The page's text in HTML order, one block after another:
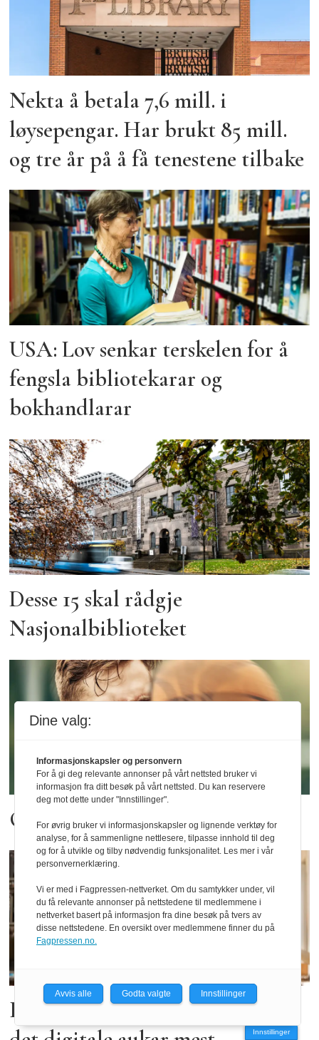
Nekta å betala 7,6 mill. i
løysepengar. Har brukt 85 mill.
og tre år på å få tenestene tilbake
USA: Lov senkar terskelen for å
fengsla bibliotekarar og
bokhandlarar
Desse 15 skal rådgje
Nasjonalbiblioteket
Om å kose seg på taparlaget
Bibliotekbruken aukar mykje -
Innstillinger
Dine valg:
Informasjonskapsler og personvern
For å gi deg relevante annonser på vårt nettsted bruker vi
informasjon fra ditt besøk på vårt nettsted. Du kan reservere
deg mot dette under "Innstillinger".
For øvrig bruker vi informasjonskapsler og lignende verktøy for
analyse, for å sammenligne nettlesere, tilpasse innhold til deg
og for å utvikle og tilby nødvendig funksjonalitet. Les mer i vår
personvernerklæring.
Vi er med i Fagpressen-nettverket. Om du samtykker under, vil
du få relevante annonser på nettstedene til medlemmene i
nettverket basert på informasjon fra dine besøk på tvers av
disse nettstedene. En oversikt over medlemmene finner du på
Fagpressen.no.
Avvis alle Godta valgte Innstillinger